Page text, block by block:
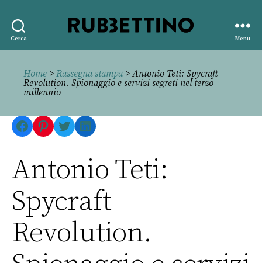
Cerca
editore
Menu
Home > Rassegna stampa> Antonio Teti: Spycraft
Revolution. Spionaggio e servizi segreti nel terzo
millennio
Facebook
Pinterest
TwitterLinkedIn
Antonio Teti:
Spycraft
Revolution.